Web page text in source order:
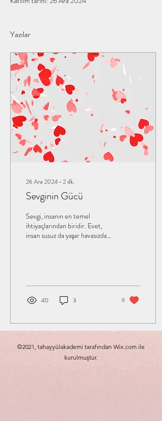
Yazılar
26 Ara 2024 ∙ 2dk.
Sevginin Gücü
Sevgi, insanın en temel
ihtiyaçlarından biridir. Evet,
insan susuz da yaşar havasızda
40 3 9
©2021, tahayyülakademi tarafından Wix.com ile
kurulmuştur.